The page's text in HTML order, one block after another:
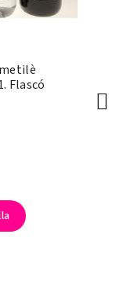
Flascó